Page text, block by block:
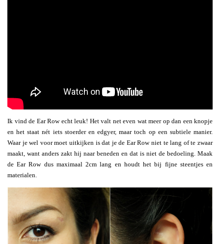
Ik vind de Ear Row echt leuk! Het valt net even wat meer op dan een knopje
en het staat nét iets stoerder en edgyer, maar toch op een subtiele manier.
Waar je wel voor moet uitkijken is dat je de Ear Row niet te lang of te zwaar
maakt, want anders zakt hij naar beneden en dat is niet de bedoeling. Maak
de Ear Row dus maximaal 2cm lang en houdt het bij fijne steentjes en
materialen.